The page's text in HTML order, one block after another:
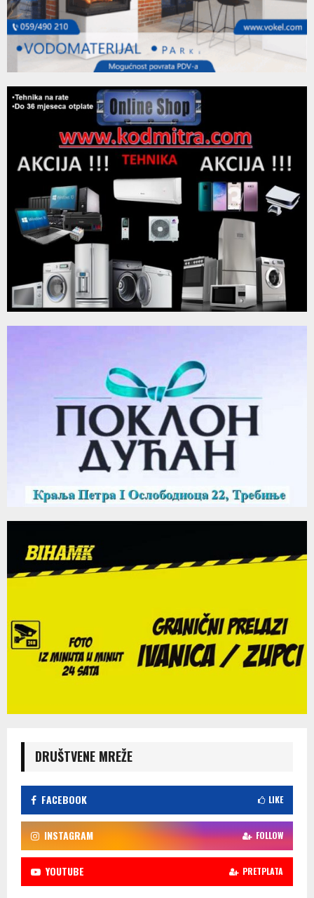
DRUŠTVENE MREŽE
FACEBOOK LIKE
INSTAGRAM FOLLOW
YOUTUBE PRETPLATA